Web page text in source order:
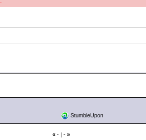
StumbleUpon
«- | - »